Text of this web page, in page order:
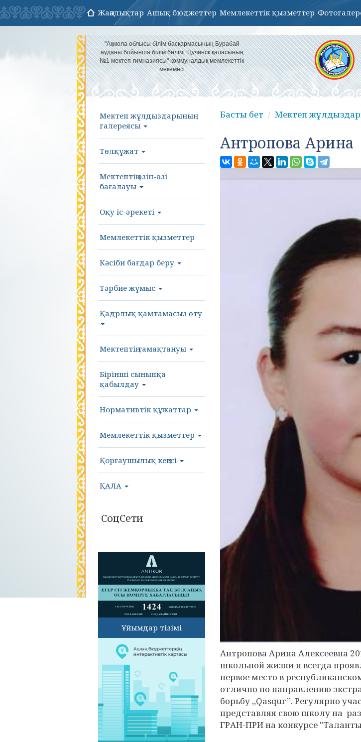
Жаңалықтар Ашық бюджеттер Мемлекеттік қызметтер
"Ақмола облысы білім басқармасының Бурабай
ауданы бойынша білім бөлімі Щучинск қаласының
№1 мектеп-гимназиясы" коммуналдық мемлекеттік
мекемесі
Мектеп жұлдыздарының
галереясы
Төлқұжат
Мектептің өзін-өзі
бағалауы
Оқу іс-әрекеті
Мемлекеттік қызметтер
Кәсіби бағдар беру
Тәрбие жұмыс
Қадрлық қамтамасыз өту
Мектептің тамақтануы
Бірінші сыныпқа
қабылдау
Нормативтік құжаттар
Мемлекеттік қызметтер
Қорғаушылық кеңесі
ҚАЛА
СоцСети
Ұйымдар тізімі
Басты бет Мектеп
Антропова Арина
Антропова Арина Алексеевна
школьной жизни и всегда
первое место в
отлично по направлению
борьбу ,,Qasqur’’. Регулярно
представляя свою школу на
ГРАН-ПРИ на конкурсе